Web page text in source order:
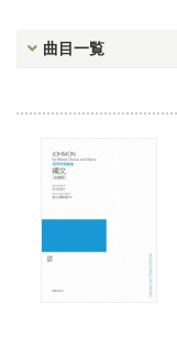
曲目一覧